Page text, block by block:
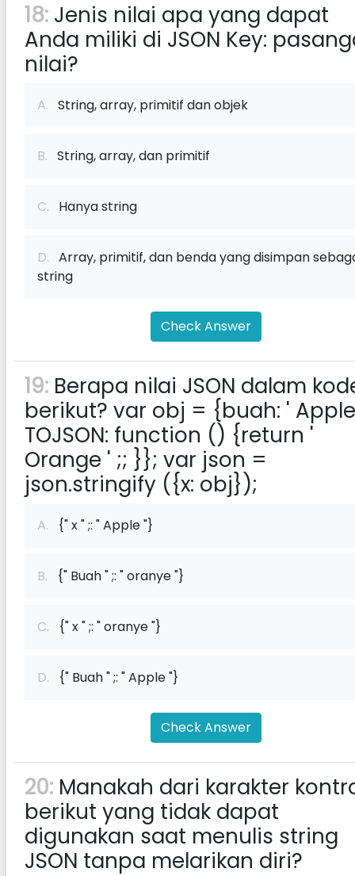
18: Jenis nilai apa yang dapat
Anda miliki di JSON Key:
nilai?
A. String, array, primitif dan objek
B. String, array, dan primitif
C. Hanya string
D. Array, primitif, dan benda yang disimpan
string
Check Answer
19: Berapa nilai JSON dalam
berikut? var obj = {buah: '
TOJSON: function () {return '
Orange ' ;; }}; var json =
json.stringify ({x: obj});
A. {" x " ;: " Apple "}
B. {" Buah " ;: " oranye "}
C. {" x " ;: " oranye "}
D. {" Buah " ;: " Apple "}
Check Answer
20: Manakah dari karakter
berikut yang tidak dapat
digunakan saat menulis string
JSON tanpa melarikan diri?